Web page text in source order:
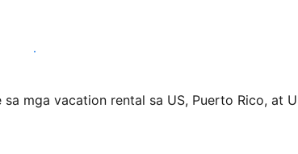
sa amin ngayon
sa mga vacation rental sa US, Puerto Rico, at